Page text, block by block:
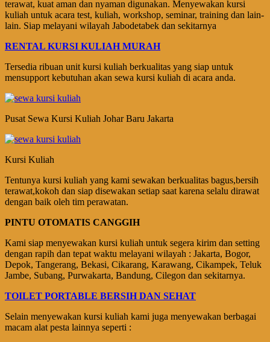
terawat, kuat aman dan nyaman digunakan. Menyewakan kursi
kuliah untuk acara test, kuliah, workshop, seminar, training dan lain-
lain. Siap melayani wilayah Jabodetabek dan sekitarnya
RENTAL KURSI KULIAH MURAH
Tersedia ribuan unit kursi kuliah berkualitas yang siap untuk
mensupport kebutuhan akan sewa kursi kuliah di acara anda.
Pusat Sewa Kursi Kuliah Johar Baru Jakarta
Kursi Kuliah
Tentunya kursi kuliah yang kami sewakan berkualitas bagus,bersih
terawat,kokoh dan siap disewakan setiap saat karena selalu dirawat
dengan baik oleh tim perawatan.
PINTU OTOMATIS CANGGIH
Kami siap menyewakan kursi kuliah untuk segera kirim dan setting
dengan rapih dan tepat waktu melayani wilayah : Jakarta, Bogor,
Depok, Tangerang, Bekasi, Cikarang, Karawang, Cikampek, Teluk
Jambe, Subang, Purwakarta, Bandung, Cilegon dan sekitarnya.
TOILET PORTABLE BERSIH DAN SEHAT
Selain menyewakan kursi kuliah kami juga menyewakan berbagai
macam alat pesta lainnya seperti :